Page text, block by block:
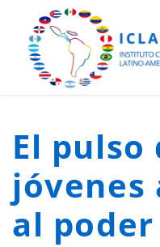
El pulso
jóvenes
al